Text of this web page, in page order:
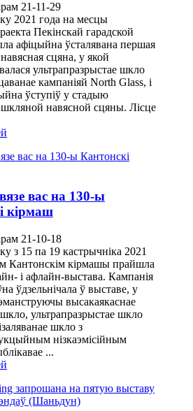
21-11-29
2021 года на месцы
Пекінскай гарадской
афіцыйна ўсталявана першая
сцяна, у якой
ультрапразрыстае шкло
кампаніяй North Glass, і
ўступіў у стадыю
шкляной навясной сцяны. Лісце
вас на 130-ы
кірмаш
21-10-18
з 15 па 19 кастрычніка 2021
Кантонскім кірмашы прайшла
і афлайн-выстава. Кампанія
ўдзельнічала ў выставе, у
высакаякаснае
шкло, ультрапразрыстае шкло
шкло з
нізкаэмісійным
...